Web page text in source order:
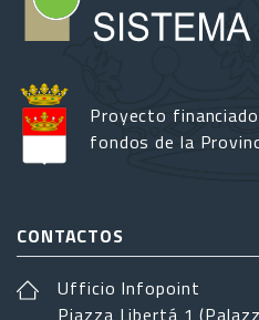
Proyecto
fondos de la
CONTACTOS
Ufficio Infopoint
Piazza Libertá 1